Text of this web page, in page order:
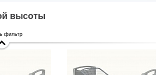
высоты
фильтр